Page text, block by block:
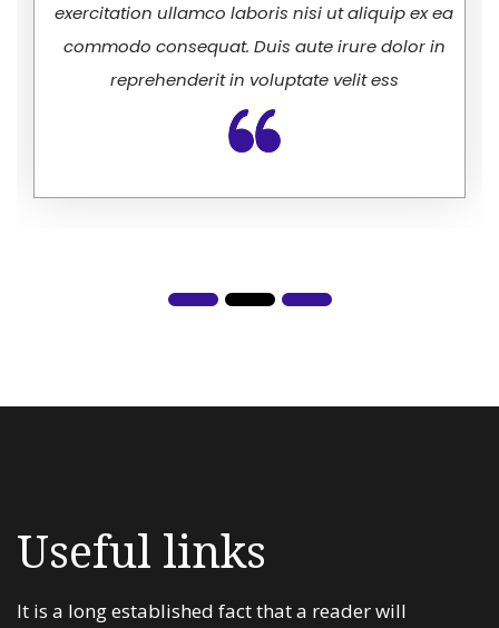
exercitation ullamco laboris nisi ut aliquip ex ea
commodo consequat. Duis aute irure dolor in
reprehenderit in voluptate velit ess
Useful links
It is a long established fact that a reader will